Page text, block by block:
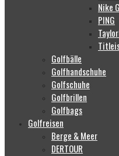
Nike
PING
Golfbälle
Golfhandschuhe
Golfschuhe
Golfbrillen
Golfbags
Golfreisen
Berge & Meer
DERTOUR